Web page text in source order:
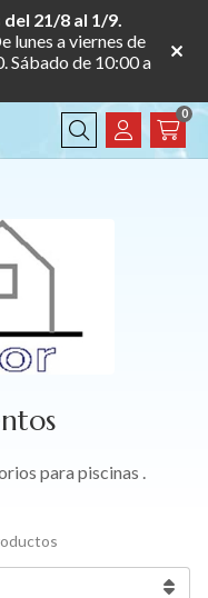
21/8 al 1/9.
lunes a viernes de
Sábado de 10:00 a
Buscar
0
para piscinas .